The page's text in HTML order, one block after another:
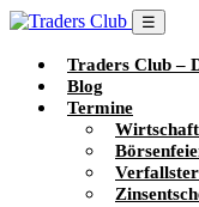
☰
Traders Club –
Blog
Termine